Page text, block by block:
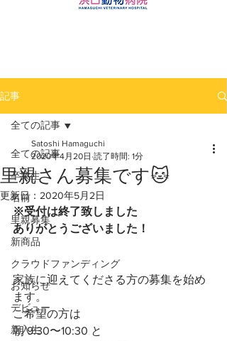
記事
全ての記事
卒業生
名前
里親募集
新商品
クラウドファンディング
お知らせ
デビュー
新入生
全ての記事
里親さん募集です🐱
Satoshi Hamaguchi
2020年4月20日 読了時間: 1分
更新日： 2020年5月2日
※受付は終了致しました
ありがとうございました！
家族に迎えてくださる方の募集を始め
ます。
ご希望の方は
朝 9:30〜10:30 と